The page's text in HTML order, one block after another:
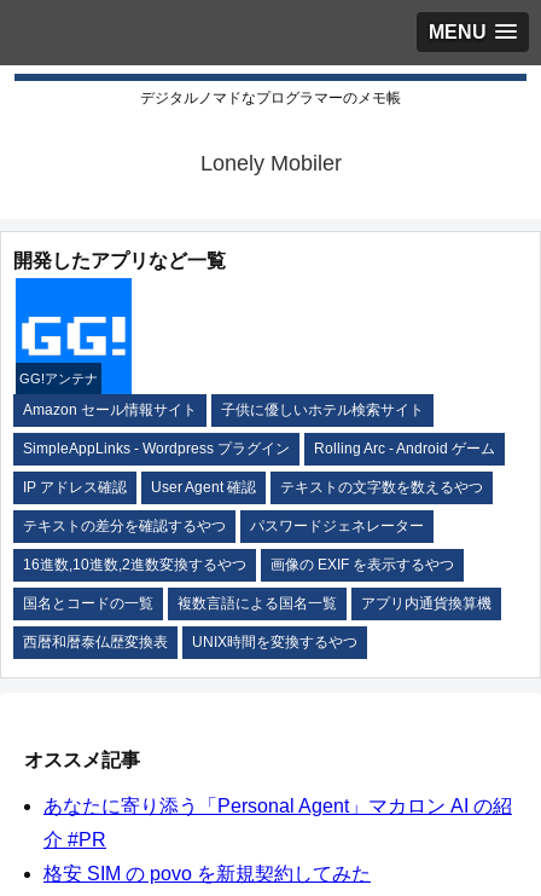
MENU
デジタルノマドなプログラマーのメモ帳
Lonely Mobiler
開発したアプリなど一覧
GG!アンテナ
Amazon セール情報サイト 子供に優しいホテル検索サイト
SimpleAppLinks - Wordpress プラグイン Rolling Arc - Android ゲーム
IP アドレス確認 User Agent 確認 テキストの文字数を数えるやつ
テキストの差分を確認するやつ パスワードジェネレーター
16進数,10進数,2進数変換するやつ 画像の EXIF を表示するやつ
国名とコードの一覧 複数言語による国名一覧 アプリ内通貨換算機
西暦和暦泰仏歴変換表 UNIX時間を変換するやつ
オススメ記事
あなたに寄り添う「Personal Agent」マカロン AI の紹
介 #PR
格安 SIM の povo を新規契約してみた